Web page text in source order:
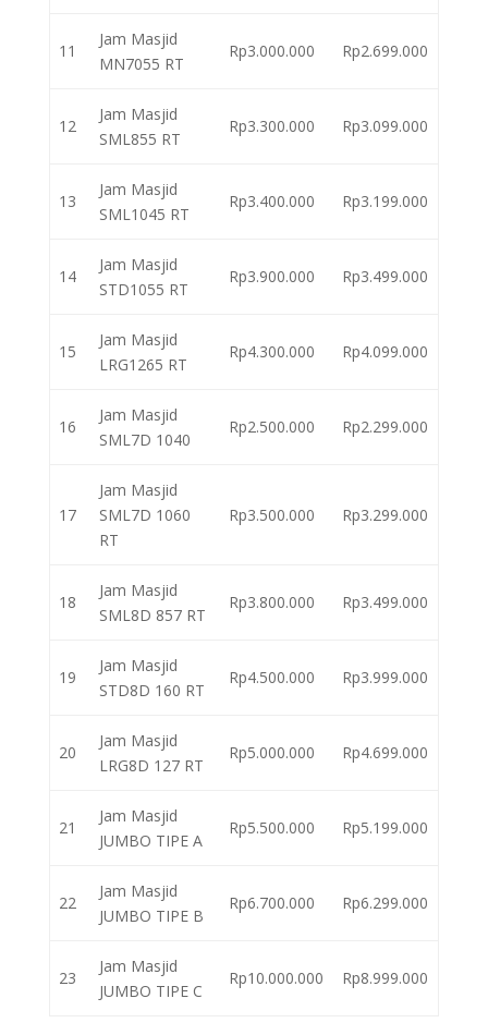
11
Jam Masjid
MN7055 RT
Rp3.000.000 Rp2.699.000
12
Jam Masjid
SML855 RT
Rp3.300.000 Rp3.099.000
13
Jam Masjid
SML1045 RT
Rp3.400.000 Rp3.199.000
14
Jam Masjid
STD1055 RT
Rp3.900.000 Rp3.499.000
15
Jam Masjid
LRG1265 RT
Rp4.300.000 Rp4.099.000
16
Jam Masjid
SML7D 1040
Rp2.500.000 Rp2.299.000
17
Jam Masjid
SML7D 1060
RT
Rp3.500.000 Rp3.299.000
18
Jam Masjid
SML8D 857 RT
Rp3.800.000 Rp3.499.000
19
Jam Masjid
STD8D 160 RT
Rp4.500.000 Rp3.999.000
20
Jam Masjid
LRG8D 127 RT
Rp5.000.000 Rp4.699.000
21
Jam Masjid
JUMBO TIPE A
Rp5.500.000 Rp5.199.000
22
Jam Masjid
JUMBO TIPE B
Rp6.700.000 Rp6.299.000
23
Jam Masjid
JUMBO TIPE C
Rp10.000.000 Rp8.999.000